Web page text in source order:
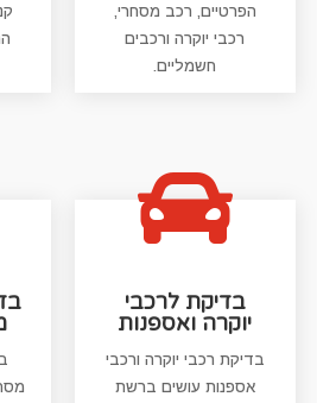

בדיקת לרכבי
יוקרה ואספנות
בדיקת רכבי יוקרה ורכבי
אספנות עושים ברשת
הפרטיים, רכב מסחרי,
רכבי יוקרה ורכבים
חשמליים.